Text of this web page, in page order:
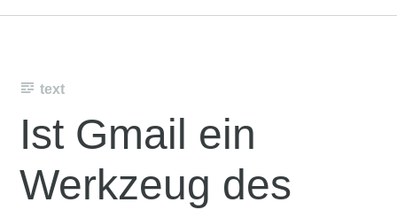
text
Ist Gmail ein
Werkzeug des